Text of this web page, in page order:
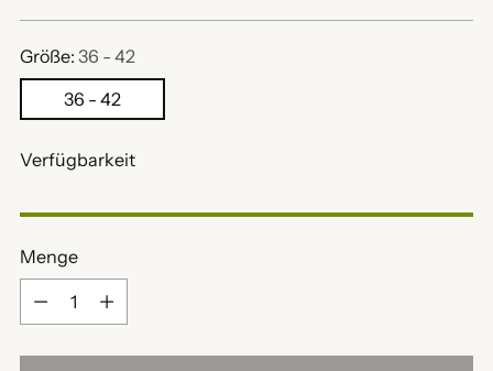
Größe: 36 - 42
36 - 42
Verfügbarkeit
Menge
Menge